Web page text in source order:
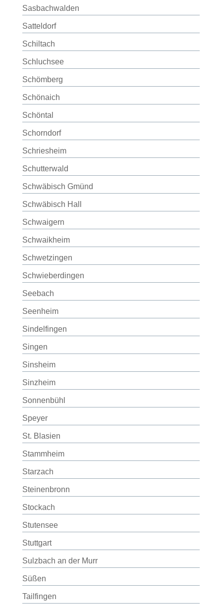
Sasbachwalden
Satteldorf
Schiltach
Schluchsee
Schömberg
Schönaich
Schöntal
Schorndorf
Schriesheim
Schutterwald
Schwäbisch Gmünd
Schwäbisch Hall
Schwaigern
Schwaikheim
Schwetzingen
Schwieberdingen
Seebach
Seenheim
Sindelfingen
Singen
Sinsheim
Sinzheim
Sonnenbühl
Speyer
St. Blasien
Stammheim
Starzach
Steinenbronn
Stockach
Stutensee
Stuttgart
Sulzbach an der Murr
Süßen
Tailfingen